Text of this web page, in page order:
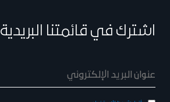
اشترك في قائمتنا البريدية